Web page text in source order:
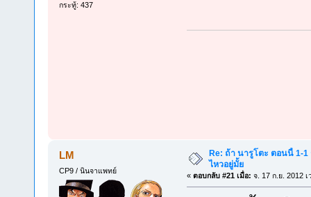
กระทู้: 437
LM
CP9 / นินจาแพทย์
Re: ถ้า นารูโตะ ตอนนี้ 1-
ไหวอยู่มั้ย
« ตอบกลับ #21 เมื่อ: จ. 17 ก.ย. 2012 เ